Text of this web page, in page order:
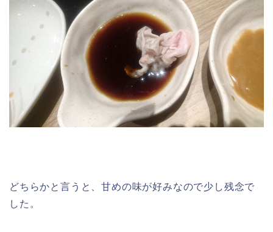
どちらかと言うと、甘めの味が好みなので少し残念で
した。